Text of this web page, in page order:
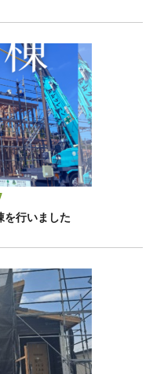
を行いました